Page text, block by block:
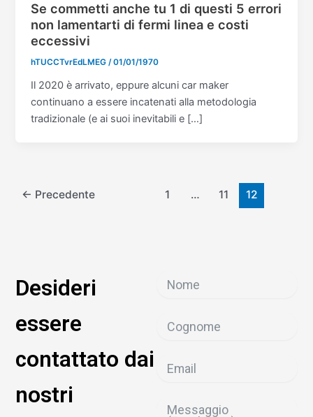
Se commetti anche tu 1 di questi 5 errori
non lamentarti di fermi linea e costi
eccessivi
hTUCCTvrEdLMEG/01/01/1970
Il 2020 è arrivato, eppure alcuni car maker
continuano a essere incatenati alla metodologia
tradizionale (e ai suoi inevitabili e […]
← Precedente 1 … 11 12
Desideri
essere
contattato dai
nostri